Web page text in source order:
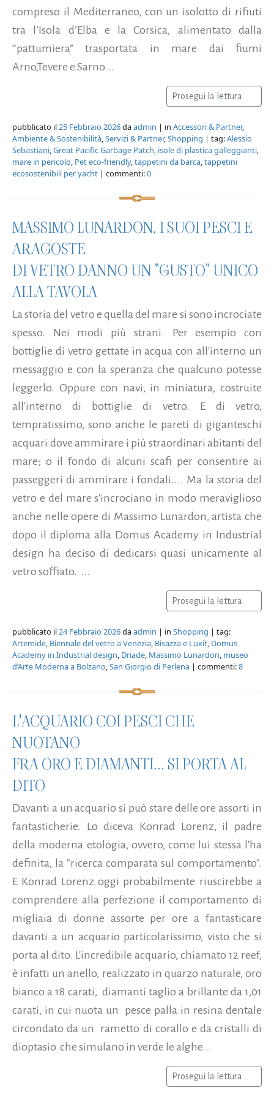
compreso il Mediterraneo, con un isolotto di rifiuti
tra l’Isola d’Elba e la Corsica, alimentato dalla
“pattumiera” trasportata in mare dai fiumi
Arno,Tevere e Sarno...
Prosegui la lettura
pubblicato il 25 Febbraio 2026daadmin | in Accessori & Partner,
Ambiente & Sostenibilità Servizi & Partner, Shopping | tag:Alessio
Sebastiani Great Pacific Garbage Patch isole di plastica galleggianti
mare in pericolo Pet eco-friendly, tappetini da barca tappetini
ecosostenibili per yacht | commenti:0
MASSIMO LUNARDON, I SUOI PESCI E
ARAGOSTE
DI VETRO DANNO UN "GUSTO" UNICO
ALLA TAVOLA
La storia del vetro e quella del mare si sono incrociate
spesso. Nei modi più strani. Per esempio con
bottiglie di vetro gettate in acqua con all'interno un
messaggio e con la speranza che qualcuno potesse
leggerlo. Oppure con navi, in miniatura, costruite
all'interno di bottiglie di vetro. E di vetro,
tempratissimo, sono anche le pareti di giganteschi
acquari dove ammirare i più straordinari abitanti del
mare; o il fondo di alcuni scafi per consentire ai
passeggeri di ammirare i fondali.... Ma la storia del
vetro e del mare s'incrociano in modo meraviglioso
anche nelle opere di Massimo Lunardon, artista che
dopo il diploma alla Domus Academy in Industrial
design ha deciso di dedicarsi quasi unicamente al
vetro soffiato. ...
Prosegui la lettura
pubblicato il24 Febbraio 2026daadmin | in Shopping | tag:
Artemide, Biennale del vetro a Venezia, Bisazza e Luxit, Domus
Academy in Industrial design, Driade, Massimo Lunardon, museo
d’Arte Moderna a Bolzano,San Giorgio di Perlena | commenti:8
L'ACQUARIO COI PESCI CHE
NUOTANO
FRA ORO E DIAMANTI... SI PORTA AL
DITO
Davanti a un acquario si può stare delle ore assorti in
fantasticherie. Lo diceva Konrad Lorenz, il padre
della moderna etologia, ovvero, come lui stessa l'ha
definita, la "ricerca comparata sul comportamento".
E Konrad Lorenz oggi probabilmente riuscirebbe a
comprendere alla perfezione il comportamento di
migliaia di donne assorte per ore a fantasticare
davanti a un acquario particolarissimo, visto che si
porta al dito. L'incredibile acquario, chiamato 12 reef,
è infatti un anello, realizzato in quarzo naturale, oro
bianco a 18 carati, diamanti taglio a brillante da 1,01
carati, in cui nuota un pesce palla in resina dentale
circondato da un rametto di corallo e da cristalli di
dioptasio che simulano in verde le alghe...
Prosegui la lettura